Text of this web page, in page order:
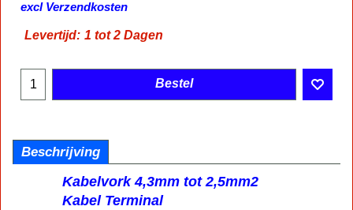
excl Verzendkosten
Levertijd: 1 tot 2 Dagen
Bestel
Beschrijving
Kabelvork 4,3mm tot 2,5mm2
Kabel Terminal